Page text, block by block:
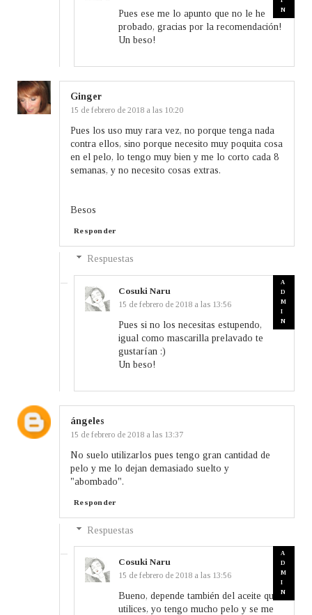
Pues ese me lo apunto que no le he
probado, gracias por la recomendación!
Un beso!
Ginger
15 de febrero de 2018 a las 10:20
Pues los uso muy rara vez, no porque tenga nada
contra ellos, sino porque necesito muy poquita cosa
en el pelo, lo tengo muy bien y me lo corto cada 8
semanas, y no necesito cosas extras.
Besos
Responder
Respuestas
Cosuki Naru
15 de febrero de 2018 a las 13:56
Pues si no los necesitas estupendo,
igual como mascarilla prelavado te
gustarían :)
Un beso!
ángeles
15 de febrero de 2018 a las 13:37
No suelo utilizarlos pues tengo gran cantidad de
pelo y me lo dejan demasiado suelto y
"abombado".
Responder
Respuestas
Cosuki Naru
15 de febrero de 2018 a las 13:56
Bueno, depende también del aceite que
utilices, yo tengo mucho pelo y se me